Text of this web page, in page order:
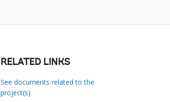
RELATED LINKS
See documents related to the
project(s)